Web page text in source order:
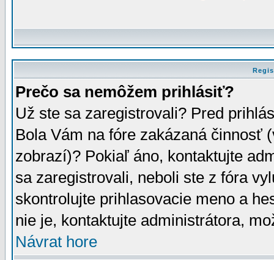
Prečo sa nemôžem prihlásiť?
Už ste sa zaregistrovali? Pred
Bola Vám na fóre zakázaná činnosť
zobrazí)? Pokiaľ áno, kontaktujte
sa zaregistrovali, neboli ste z fóra
skontrolujte prihlasovacie meno a
nie je, kontaktujte administrátora,
Návrat hore